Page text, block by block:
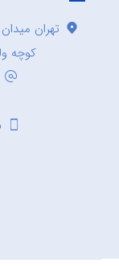
تهران
کوچه ولدی